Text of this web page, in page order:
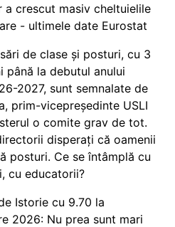
a crescut masiv cheltuielile
- ultimele date Eurostat
de clase și posturi, cu 3
până la debutul anului
2027, sunt semnalate de
prim-vicepreședinte USLI
o comite grav de tot.
disperați că oamenii
posturi. Ce se întâmplă cu
cu educatorii?
Istorie cu 9.70 la
2026: Nu prea sunt mari